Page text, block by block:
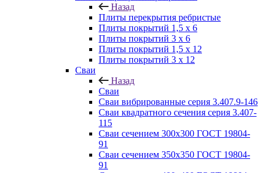
Назад
Плиты перекрытия ребристые
Плиты покрытий 1,5 x 6
Плиты покрытий 3 x 6
Плиты покрытий 1,5 x 12
Плиты покрытий 3 x 12
Сваи
Назад
Сваи
Сваи вибрированные серия 3.407.9-146
Сваи квадратного сечения серия 3.407-
115
Сваи сечением 300х300 ГОСТ 19804-
91
Сваи сечением 350х350 ГОСТ 19804-
91